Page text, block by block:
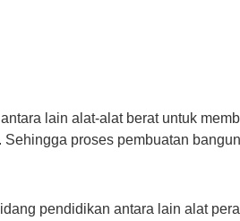
lain alat-alat berat untuk
proses pembuatan
pendidikan antara lain alat